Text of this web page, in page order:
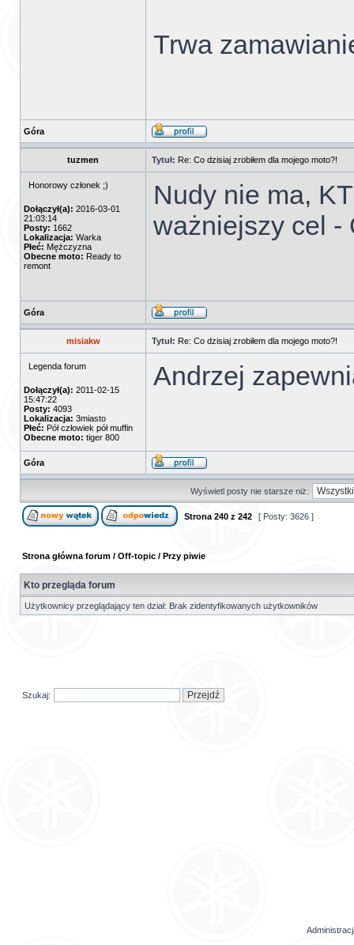
Trwa
Góra
tuzmen Tytuł: Re: Co dzisiaj zrobiłem dla mojego moto?!
Honorowy członek ;)
Dołączył(a): 2016-03-01
21:03:14
Posty: 1662
Lokalizacja: Warka
Płeć: Mężczyzna
Obecne moto: Ready to
remont
Nudy nie ma,
ważniejszy cel -
Góra
misiakw Tytuł: Re: Co dzisiaj zrobiłem dla mojego moto?!
Legenda forum
Dołączył(a): 2011-02-15
15:47:22
Posty: 4093
Lokalizacja: 3miasto
Płeć: Pół człowiek pół muffin
Obecne moto: tiger 800
Andrzej
Góra
Wyświetl posty nie starsze niż:
Strona 240 z 242 [ Posty: 3626 ]
Strona główna forum / Off-topic / Przy piwie
Kto przegląda forum
Użytkownicy przeglądający ten dział: Brak zidentyfikowanych użytkowników
Szukaj: